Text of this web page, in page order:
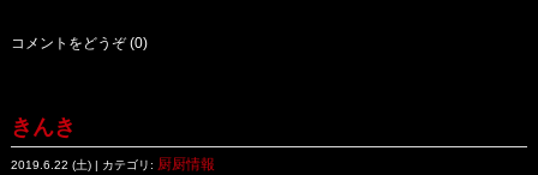
コメントをどうぞ (0)
きんき
2019.6.22 (土) | カテゴリ: 厨厨情報